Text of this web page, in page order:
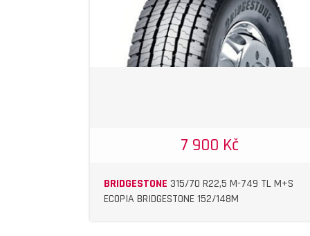
7 900 Kč
BRIDGESTONE 315/70 R22,5 M-749 TL M+S
ECOPIA BRIDGESTONE 152/148M
DETAIL